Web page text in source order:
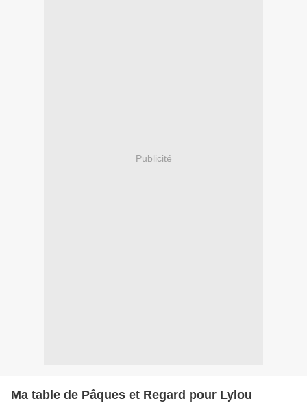
Publicité
Ma table de Pâques et Regard pour Lylou